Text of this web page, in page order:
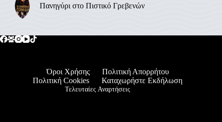
Πανηγύρι στο Πιστικό Γρεβενών
Όροι Χρήσης
Πολιτική Απορρήτου
Πολιτική Cookies
Καταχωρήστε Εκδήλωση
Τελευταίες Αναρτήσεις